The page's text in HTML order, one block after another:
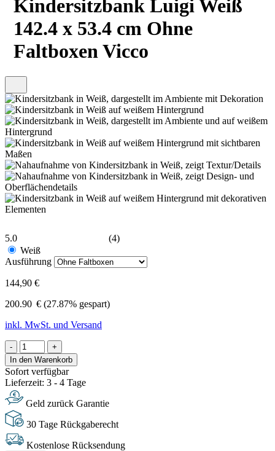
Kindersitzbank Luigi Weiß
142.4 x 53.4 cm Ohne
Faltboxen Vicco
5.0
(4)
Weiß
Ausführung
144,90 €
200.90 € (27.87% gespart)
inkl. MwSt. und Versand
-
+
In den Warenkorb
Sofort verfügbar
Lieferzeit: 3 - 4 Tage
Geld zurück Garantie
30 Tage Rückgaberecht
Kostenlose Rücksendung